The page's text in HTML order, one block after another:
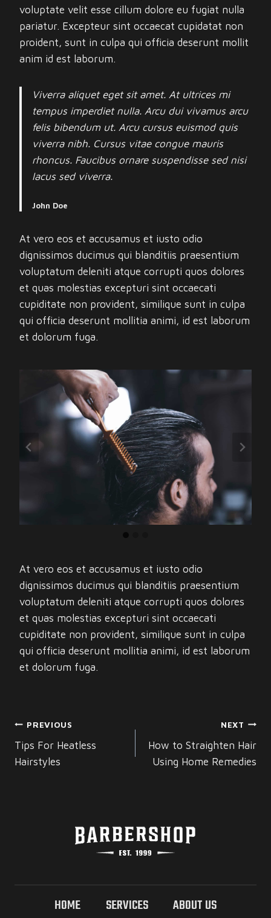
voluptate velit esse cillum dolore eu fugiat nulla
pariatur. Excepteur sint occaecat cupidatat non
proident, sunt in culpa qui officia deserunt mollit
anim id est laborum.
Viverra aliquet eget sit amet. At ultrices mi
tempus imperdiet nulla. Arcu dui vivamus arcu
felis bibendum ut. Arcu cursus euismod quis
viverra nibh. Cursus vitae congue mauris
rhoncus. Faucibus ornare suspendisse sed nisi
lacus sed viverra.
John Doe
At vero eos et accusamus et iusto odio
dignissimos ducimus qui blanditiis praesentium
voluptatum deleniti atque corrupti quos dolores
et quas molestias excepturi sint occaecati
cupiditate non provident, similique sunt in culpa
qui officia deserunt mollitia animi, id est laborum
et dolorum fuga.
At vero eos et accusamus et iusto odio
dignissimos ducimus qui blanditiis praesentium
voluptatum deleniti atque corrupti quos dolores
et quas molestias excepturi sint occaecati
cupiditate non provident, similique sunt in culpa
qui officia deserunt mollitia animi, id est laborum
et dolorum fuga.
POST
NAVIGATION
PREVIOUS
Tips For Heatless
Hairstyles
NEXT
How to Straighten Hair
Using Home Remedies
HOME SERVICES ABOUT US